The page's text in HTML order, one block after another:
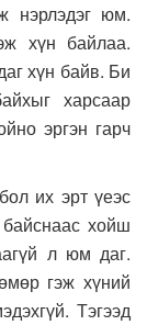
нэрлэдэг юм.
хүн байлаа.
хүн байв. Би
харсаар
эргэн гарч
их эрт үеэс
хойш
л юм даг.
гэж хүний
Тэгээд